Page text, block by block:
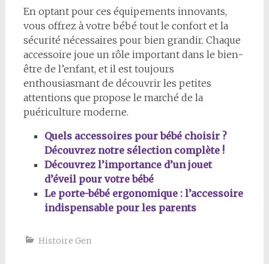
En optant pour ces équipements innovants,
vous offrez à votre bébé tout le confort et la
sécurité nécessaires pour bien grandir. Chaque
accessoire joue un rôle important dans le bien-
être de l’enfant, et il est toujours
enthousiasmant de découvrir les petites
attentions que propose le marché de la
puériculture moderne.
Quels accessoires pour bébé choisir ?
Découvrez notre sélection complète !
Découvrez l’importance d’un jouet
d’éveil pour votre bébé
Le porte-bébé ergonomique : l’accessoire
indispensable pour les parents
Histoire Gen